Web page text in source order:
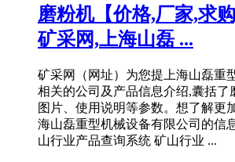
磨粉机【价格,厂家,求购
矿采网,上海山磊 ...
矿采网（网址）为您提上海山磊重
相关的公司及产品信息介绍,囊括了
图片、使用说明等参数。想了解更
海山磊重型机械设备有限公司的信
山行业产品查询系统 矿山行业 ...